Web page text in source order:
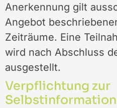
Anerkennung gilt
Angebot
Zeiträume. Eine
wird nach Abschluss
ausgestellt.
Verpflichtung zur
Selbstinformation